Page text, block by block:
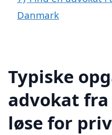
Danmark
Typiske
advokat
løse for